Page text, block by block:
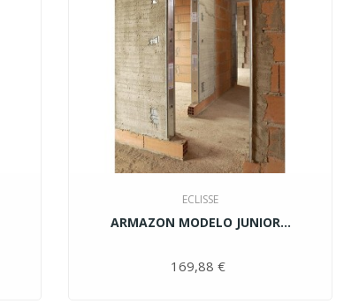
ECLISSE
ARMAZON MODELO JUNIOR...
169,88 €